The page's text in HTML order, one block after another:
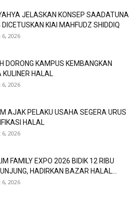
JELASKAN KONSEP SAADATUNA
DICETUSKAN KIAI MAHFUDZ SHIDDIQ
2026
DORONG KAMPUS KEMBANGKAN
KULINER HALAL
2026
AJAK PELAKU USAHA SEGERA URUS
HALAL
2026
FAMILY EXPO 2026 BIDIK 12 RIBU
HADIRKAN BAZAR HALAL...
2026